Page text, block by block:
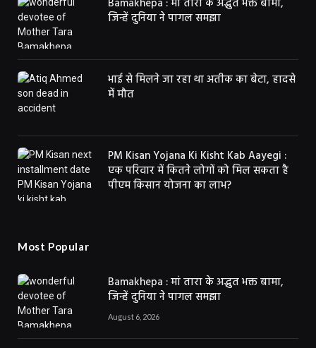
जिन्हें दुनिया ने पागल समझा
भाई से मिलने जा रहा था अतीक का बेटा, हादसे
में मौत
PM Kisan Yojana Ki Kisht Kab Aayegi :
एक परिवार में कितने लोगों को मिल सकता है
पीएम किसान योजना का लाभ?
Most Popular
Bamakhepa : मां तारा के अद्भुत भक्त बामा,
जिन्हें दुनिया ने पागल समझा
August 6, 2026